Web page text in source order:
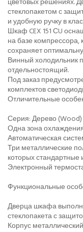
стеклопакетом с
и удобную ручку в
Шкаф CEX 151 СU
на базе компрессора,
сохраняет
Винный холодильник
отдельностоящий.
Под заказ
комплектов
Отличительные
Серия: Дерево (Wood)
Одна зона
Автоматическая
Три металлические
которых стандартные
Электронный
Функциональные
Дверца шкафа
стеклопакета с
Корпус